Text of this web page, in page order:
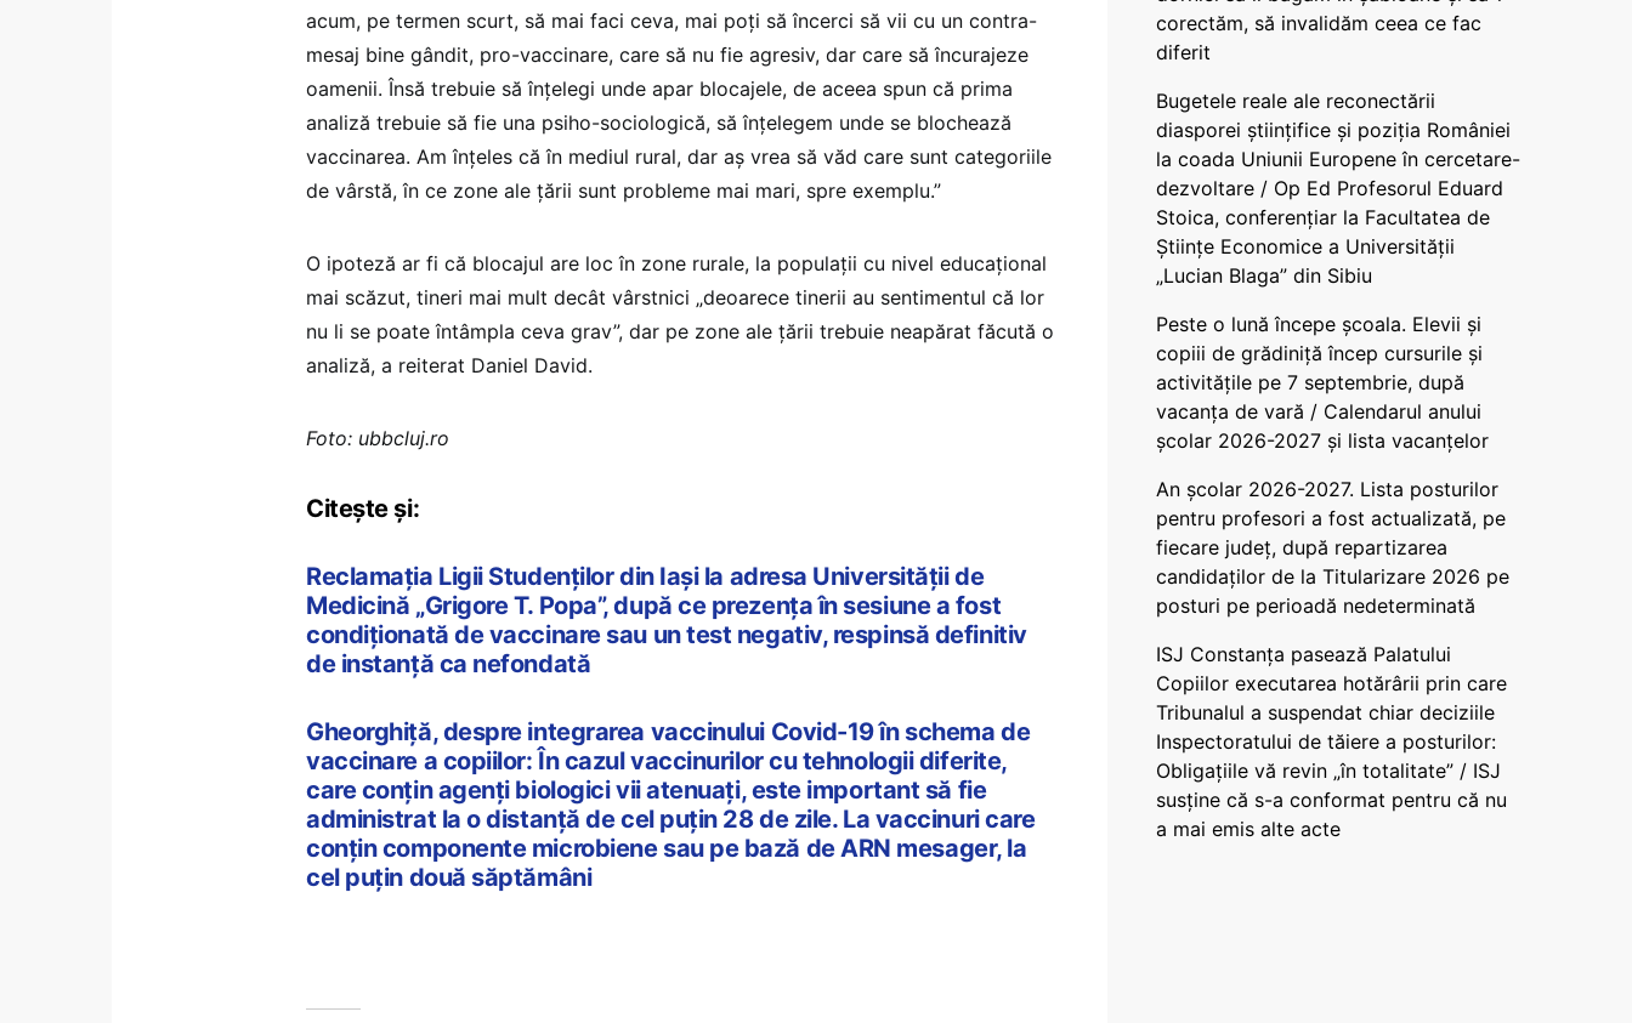
acum, pe termen scurt, să mai faci ceva, mai poți să încerci să vii cu un contra-
mesaj bine gândit, pro-vaccinare, care să nu fie agresiv, dar care să încurajeze
oamenii. Însă trebuie să înțelegi unde apar blocajele, de aceea spun că prima
analiză trebuie să fie una psiho-sociologică, să înțelegem unde se blochează
vaccinarea. Am înțeles că în mediul rural, dar aș vrea să văd care sunt categoriile
de vârstă, în ce zone ale țării sunt probleme mai mari, spre exemplu.”
O ipoteză ar fi că blocajul are loc în zone rurale, la populații cu nivel educațional
mai scăzut, tineri mai mult decât vârstnici „deoarece tinerii au sentimentul că lor
nu li se poate întâmpla ceva grav”, dar pe zone ale țării trebuie neapărat făcută o
analiză, a reiterat Daniel David.
Foto: ubbcluj.ro
Citește și:
Reclamația Ligii Studenților din Iași la adresa Universității de
Medicină „Grigore T. Popa”, după ce prezența în sesiune a fost
condiționată de vaccinare sau un test negativ, respinsă definitiv
de instanță ca nefondată
Gheorghiță, despre integrarea vaccinului Covid-19 în schema de
vaccinare a copiilor: În cazul vaccinurilor cu tehnologii diferite,
care conțin agenți biologici vii atenuați, este important să fie
administrat la o distanță de cel puțin 28 de zile. La vaccinuri care
conțin componente microbiene sau pe bază de ARN mesager, la
cel puțin două săptămâni
corectăm, să invalidăm ceea ce fac
diferit
Bugetele reale ale reconectării
diasporei științifice și poziția României
la coada Uniunii Europene în cercetare-
dezvoltare / Op Ed Profesorul Eduard
Stoica, conferențiar la Facultatea de
Științe Economice a Universității
„Lucian Blaga” din Sibiu
Peste o lună începe școala. Elevii și
copiii de grădiniță încep cursurile și
activitățile pe 7 septembrie, după
vacanța de vară / Calendarul anului
școlar 2026-2027 și lista vacanțelor
An școlar 2026-2027. Lista posturilor
pentru profesori a fost actualizată, pe
fiecare județ, după repartizarea
candidaților de la Titularizare 2026 pe
posturi pe perioadă nedeterminată
ISJ Constanța pasează Palatului
Copiilor executarea hotărârii prin care
Tribunalul a suspendat chiar deciziile
Inspectoratului de tăiere a posturilor:
Obligațiile vă revin „în totalitate” / ISJ
susține că s-a conformat pentru că nu
a mai emis alte acte